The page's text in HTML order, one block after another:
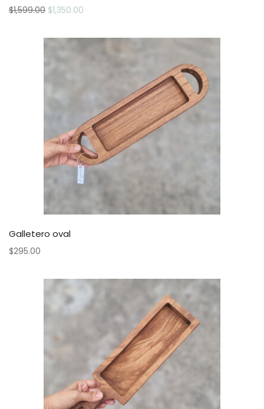
$1,599.00 $1,350.00
Galletero oval
$295.00